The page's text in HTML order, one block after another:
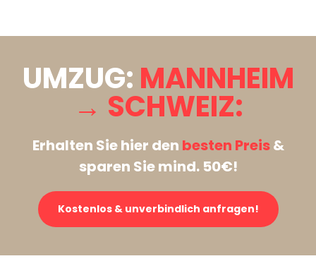
UMZUG: MANNHEIM
→ SCHWEIZ:
Erhalten Sie hier den besten Preis&
sparen Sie mind. 50€!
Kostenlos & unverbindlich anfragen!